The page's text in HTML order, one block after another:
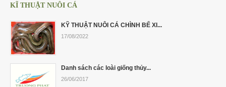
KĨ THUẬT NUÔI CÁ
KỸ THUẬT NUÔI CÁ CHÌNH BỂ XI...
17/08/2022
Danh sách các loài giống thủy...
26/06/2017